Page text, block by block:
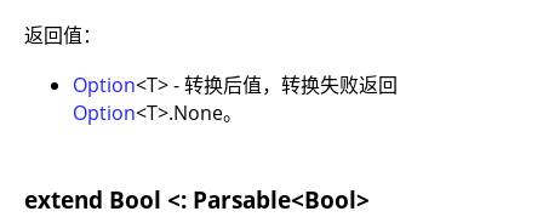
返回值：
Option<T> - 转换后值，转换失败返回
Option<T>.None。
extend Bool <: Parsable<Bool>